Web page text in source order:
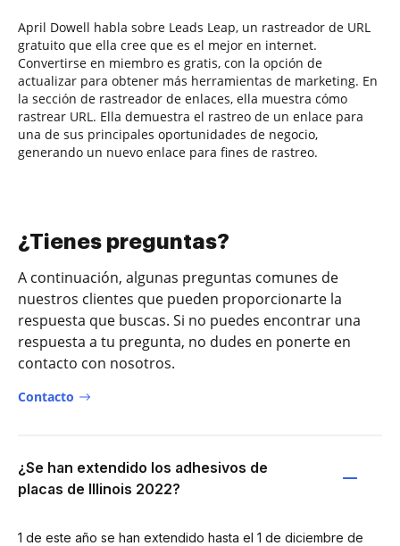
April Dowell habla sobre Leads Leap, un rastreador de URL
gratuito que ella cree que es el mejor en internet.
Convertirse en miembro es gratis, con la opción de
actualizar para obtener más herramientas de marketing. En
la sección de rastreador de enlaces, ella muestra cómo
rastrear URL. Ella demuestra el rastreo de un enlace para
una de sus principales oportunidades de negocio,
generando un nuevo enlace para fines de rastreo.
¿Tienes preguntas?
A continuación, algunas preguntas comunes de
nuestros clientes que pueden proporcionarte la
respuesta que buscas. Si no puedes encontrar una
respuesta a tu pregunta, no dudes en ponerte en
contacto con nosotros.
Contacto
¿Se han extendido los adhesivos de
placas de Illinois 2022?
1 de este año se han extendido hasta el 1 de diciembre de